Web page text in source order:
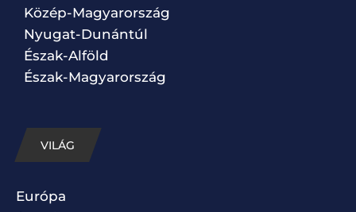
Közép-Magyarország
Nyugat-Dunántúl
Észak-Alföld
Észak-Magyarország
VILÁG
Európa